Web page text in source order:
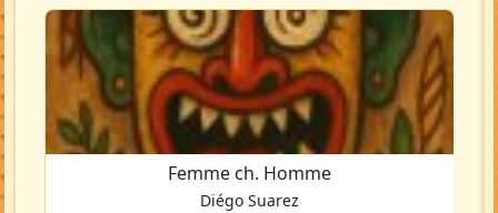
Femme ch. Homme
Diégo Suarez